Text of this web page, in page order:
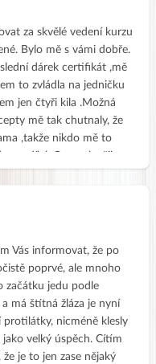
uspořádány a mohu se
je dobré si
roky vidím že stále je
nás ke zdravějšímu
za skvělé vedení kurzu
Bylo mě s vámi dobře.
dárek certifikát ,mě
to zvládla na jedničku
jen čtyři kila .Možná
mě tak chutnaly, že
,takže nikdo mě to
taková rozzářená .Tak
dosáhla. Už se dovedu i
.Zdravotních
způsobeno mou
,než ses zbavila všech
do vašeho
to , šlo mi to všechno
ve vaší záslužné
Vás informovat, že po
poprvé, ale mnoho
začátku jedu podle
má štítná žláza je nyní
nicméně klesly
velký úspěch. Cítím
je to jen zase nějaký